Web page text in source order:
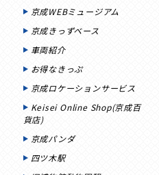
京成WEBミュージアム
京成きっずベース
車両紹介
お得なきっぷ
京成ロケーションサービス
Keisei Online Shop(京成百
貨店)
京成パンダ
四ツ木駅